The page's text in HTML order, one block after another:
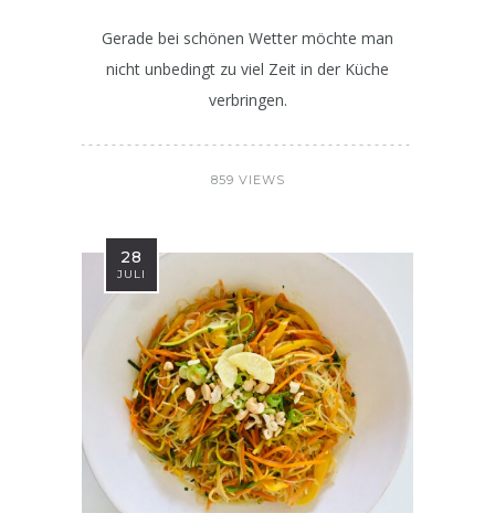
Gerade bei schönen Wetter möchte man
nicht unbedingt zu viel Zeit in der Küche
verbringen.
859 VIEWS
28
JULI